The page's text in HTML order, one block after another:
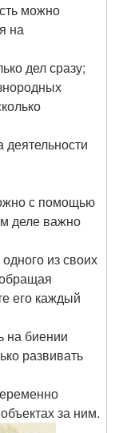
можно
на
дел сразу;
с помощью
деле важно
из своих
его каждый
на биении
развивать
за ним.